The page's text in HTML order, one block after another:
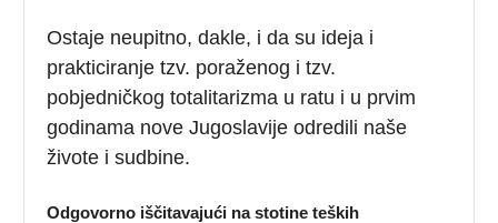
Ostaje neupitno, dakle, i da su ideja i
prakticiranje tzv. poraženog i tzv.
pobjedničkog totalitarizma u ratu i u prvim
godinama nove Jugoslavije odredili naše
živote i sudbine.
Odgovorno iščitavajući na stotine teških